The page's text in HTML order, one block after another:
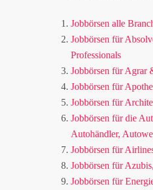
Jobbörsen alle
Jobbörsen für
Professionals
Jobbörsen für Agrar
Jobbörsen für
Jobbörsen für
Jobbörsen für die
Autohändler,
Jobbörsen für
Jobbörsen für
Jobbörsen für